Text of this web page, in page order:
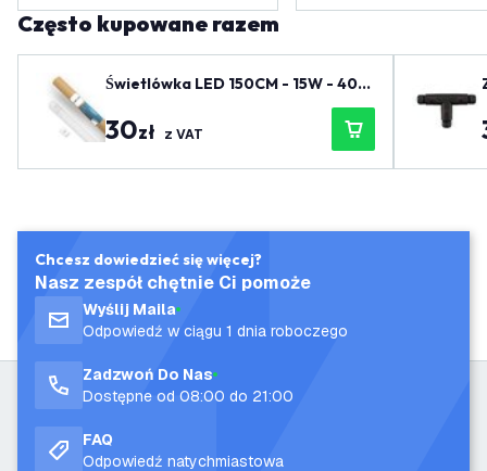
Często kupowane razem
Świetlówka LED 150CM - 15W - 400
0K - 2400 Lm - Wysoka wydajność
30zł z VAT
Chcesz dowiedzieć się więcej?
Nasz zespół chętnie Ci pomoże
Wyślij Maila
Odpowiedź w ciągu 1 dnia roboczego
Zadzwoń Do Nas
Dostępne od 08:00 do 21:00
FAQ
Odpowiedź natychmiastowa